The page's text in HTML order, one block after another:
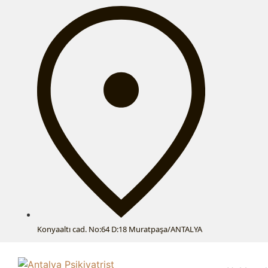
Konyaaltı cad. No:64 D:18 Muratpaşa/ANTALYA